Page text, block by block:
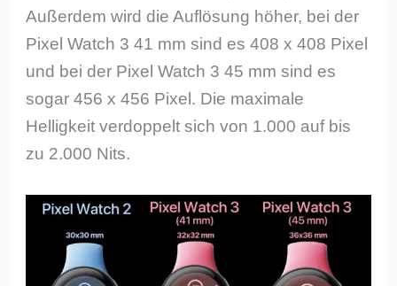
Außerdem wird die Auflösung höher, bei der
Pixel Watch 3 41 mm sind es 408 x 408 Pixel
und bei der Pixel Watch 3 45 mm sind es
sogar 456 x 456 Pixel. Die maximale
Helligkeit verdoppelt sich von 1.000 auf bis
zu 2.000 Nits.